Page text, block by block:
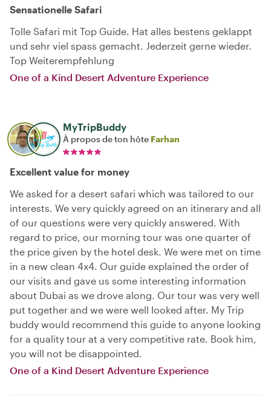
Sensationelle Safari
Tolle Safari mit Top Guide. Hat alles bestens geklappt
und sehr viel spass gemacht. Jederzeit gerne wieder.
Top Weiterempfehlung
One of a Kind Desert Adventure Experience
MyTripBuddy
À propos de ton hôte Farhan
Excellent value for money
We asked for a desert safari which was tailored to our
interests. We very quickly agreed on an itinerary and all
of our questions were very quickly answered. With
regard to price, our morning tour was one quarter of
the price given by the hotel desk. We were met on time
in a new clean 4x4. Our guide explained the order of
our visits and gave us some interesting information
about Dubai as we drove along. Our tour was very well
put together and we were well looked after. My Trip
buddy would recommend this guide to anyone looking
for a quality tour at a very competitive rate. Book him,
you will not be disappointed.
One of a Kind Desert Adventure Experience